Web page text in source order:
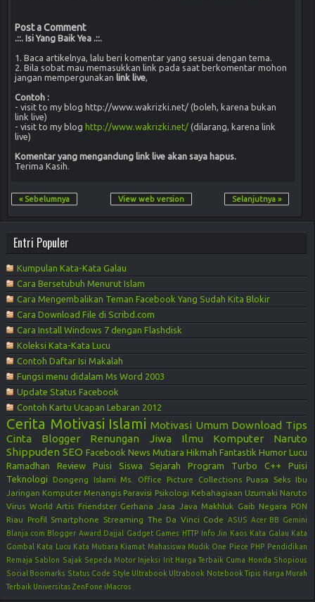
Post a Comment
.::. Isi Yang Baik Yea .::.
1. Baca artikelnya, lalu beri komentar yang sesuai dengan tema.
2. Bila sobat mau memasukkan link pada saat berkomentar mohon
jangan mempergunakan link live
Contoh :
- visit to my blog http://www.wakrizki.net/ (boleh, karena bukan
link live)
- visit to my blog http://www.wakrizki.net/ (dilarang, karena link
live)
Komentar yang mengandung link live akan saya hapus.
Terima Kasih.
« Sebelumnya Selanjutnya »
View web version
Entri Populer
Kumpulan Kata-Kata Galau
Cara Bersetubuh Menurut Islam
Cara Mengembalikan Teman Facebook Yang Sudah Kita Blokir
Cara Download File di Scribd.com
Cara Install Windows 7 dengan Flashdisk
Koleksi Kata-Kata Lucu
Contoh Daftar Isi Makalah
Fungsi menu didalam Ms Word 2003
Update Status Facebook
Contoh Kartu Ucapan Lebaran 2012
Cerita Motivasi Islami Motivasi Umum Download Tips
Cinta
Blogger Renungan Jiwa Ilmu Komputer
Naruto
Shippuden SEO Facebook News Mutiara Hikmah Fantastik Humor Lucu
Ramadhan
Review Puisi Siswa Sejarah Program Turbo C++
Puisi
Teknologi
Dongeng Islami Ms. Office Picture Collections Puasa Seks
Ibu
Jaringan Komputer Menangis Paravisi Psikologi Kebahagiaan Uzumaki Naruto
Virus World Artis Friendster Gerhana Jasa Java Makhluk Gaib Negara
PON
Riau
Profil Smartphone Streaming The Da Vinci Code ASUS Acer BB Gemini
Blanja.com Blogger Award Dajjal Gadget Games HTTP Info Jin Kaos Kata Galau Kata
Gombal Kata Lucu Kata Mutiara Kiamat Mahasiswa Mudik One Piece PHP Pendidikan
Remaja Sablon Sajak Sepeda Motor Injeksi Irit Harga Terbaik Cuma Honda Shopious
Social Boomarks Status Code Style Ultrabook Ultrabook Notebook Tipis Harga Murah
Terbaik Universitas ZenFone iMacros